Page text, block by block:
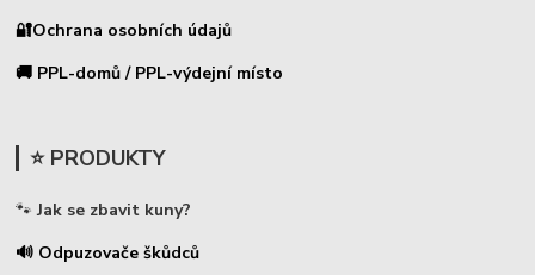
🔐Ochrana osobních údajů
🚚 PPL-domů / PPL-výdejní místo
⭐ PRODUKTY
🐾 Jak se zbavit kuny?
🔊 Odpuzovače škůdců